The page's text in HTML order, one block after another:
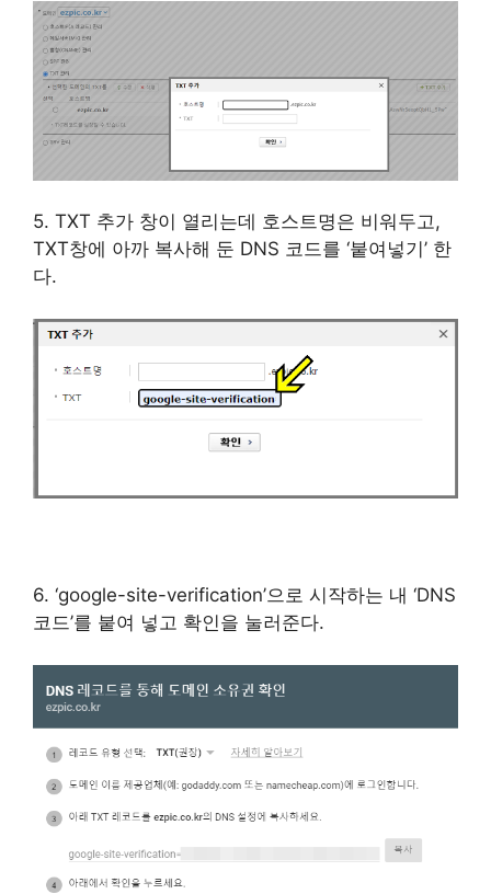
5. TXT 추가 창이 열리는데 호스트명은 비워두고,
TXT창에 아까 복사해 둔 DNS 코드를 ‘붙여넣기’ 한
다.
6. ‘google-site-verification’으로 시작하는 내 ‘DNS
코드’를 붙여 넣고 확인을 눌러준다.